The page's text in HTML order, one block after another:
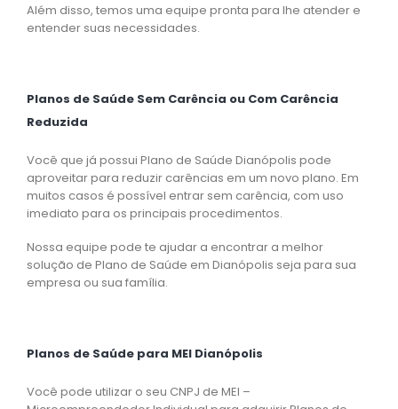
Além disso, temos uma equipe pronta para lhe atender e
entender suas necessidades.
Planos de Saúde Sem Carência ou Com Carência
Reduzida
Você que já possui Plano de Saúde Dianópolis pode
aproveitar para reduzir carências em um novo plano. Em
muitos casos é possível entrar sem carência, com uso
imediato para os principais procedimentos.
Nossa equipe pode te ajudar a encontrar a melhor
solução de Plano de Saúde em Dianópolis seja para sua
empresa ou sua família.
Planos de Saúde para MEI Dianópolis
Você pode utilizar o seu CNPJ de MEI –